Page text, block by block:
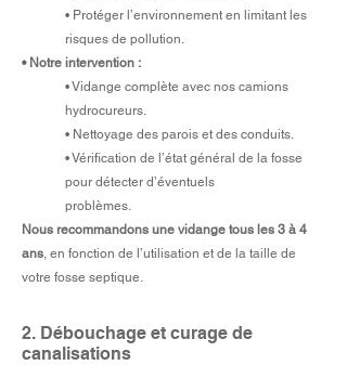
• Protéger l’environnement en limitant les
risques de pollution.
• Notre intervention :
• Vidange complète avec nos camions
hydrocureurs.
• Nettoyage des parois et des conduits.
• Vérification de l’état général de la fosse
pour détecter d’éventuels
problèmes.
Nous recommandons une vidange tous les 3 à 4
ans, en fonction de l’utilisation et de la taille de
votre fosse septique.
2. Débouchage et curage de
canalisations